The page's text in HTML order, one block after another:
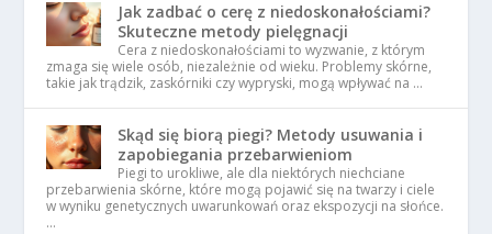
Jak zadbać o cerę z niedoskonałościami?
Skuteczne metody pielęgnacji
Cera z niedoskonałościami to wyzwanie, z którym
zmaga się wiele osób, niezależnie od wieku. Problemy skórne,
takie jak trądzik, zaskórniki czy wypryski, mogą wpływać na …
Skąd się biorą piegi? Metody usuwania i
zapobiegania przebarwieniom
Piegi to urokliwe, ale dla niektórych niechciane
przebarwienia skórne, które mogą pojawić się na twarzy i ciele
w wyniku genetycznych uwarunkowań oraz ekspozycji na słońce.
…